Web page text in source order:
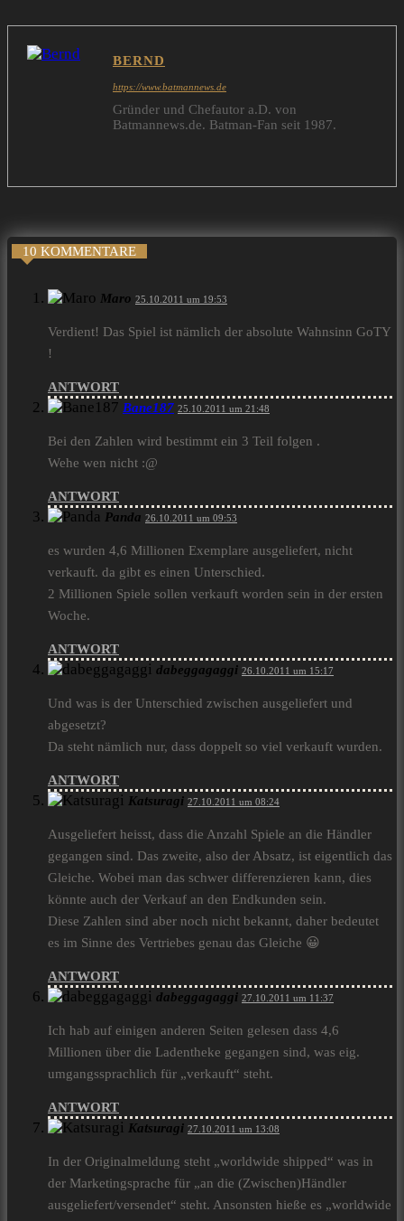
BERND
https://www.batmannews.de
Gründer und Chefautor a.D. von
Batmannews.de. Batman-Fan seit 1987.
10 KOMMENTARE
Maro 25.10.2011 um 19:53
Verdient! Das Spiel ist nämlich der absolute Wahnsinn GoTY
!
ANTWORT
Bane187 25.10.2011 um 21:48
Bei den Zahlen wird bestimmt ein 3 Teil folgen .
Wehe wen nicht :@
ANTWORT
Panda 26.10.2011 um 09:53
es wurden 4,6 Millionen Exemplare ausgeliefert, nicht
verkauft. da gibt es einen Unterschied.
2 Millionen Spiele sollen verkauft worden sein in der ersten
Woche.
ANTWORT
dabeggagaggi 26.10.2011 um 15:17
Und was is der Unterschied zwischen ausgeliefert und
abgesetzt?
Da steht nämlich nur, dass doppelt so viel verkauft wurden.
ANTWORT
Katsuragi 27.10.2011 um 08:24
Ausgeliefert heisst, dass die Anzahl Spiele an die Händler
gegangen sind. Das zweite, also der Absatz, ist eigentlich das
Gleiche. Wobei man das schwer differenzieren kann, dies
könnte auch der Verkauf an den Endkunden sein.
Diese Zahlen sind aber noch nicht bekannt, daher bedeutet
es im Sinne des Vertriebes genau das Gleiche 😀
ANTWORT
dabeggagaggi 27.10.2011 um 11:37
Ich hab auf einigen anderen Seiten gelesen dass 4,6
Millionen über die Ladentheke gegangen sind, was eig.
umgangssprachlich für „verkauft“ steht.
ANTWORT
Katsuragi 27.10.2011 um 13:08
In der Originalmeldung steht „worldwide shipped“ was in
der Marketingsprache für „an die (Zwischen)Händler
ausgeliefert/versendet“ steht. Ansonsten hieße es „worldwide